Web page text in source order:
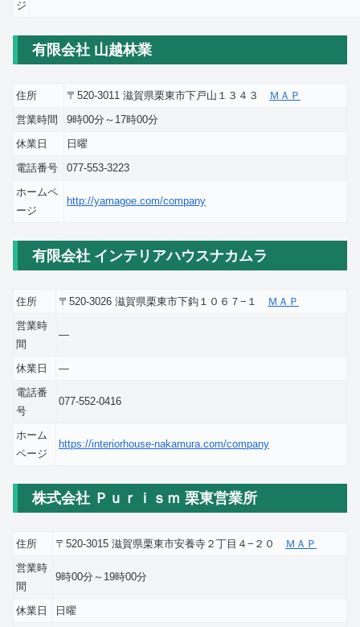
ジ
有限会社 山越林業
住所 〒520-3011 滋賀県栗東市下戸山１３４３
ＭＡＰ
営業時間
9時00分～17時00分
休業日
日曜
電話番号
077-553-3223
ホームペ
ージ
http://yamagoe.com/company
有限会社 インテリアハウスナカムラ
住所 〒520-3026 滋賀県栗東市下鈎１０６７−１
ＭＡＰ
営業時
間
―
休業日
―
電話番
号
077-552-0416
ホーム
ページ
https://interiorhouse-nakamura.com/company
株式会社 Ｐｕｒｉｓｍ 栗東営業所
住所 〒520-3015 滋賀県栗東市安養寺２丁目４−２０
ＭＡＰ
営業時
間
9時00分～19時00分
休業日
日曜